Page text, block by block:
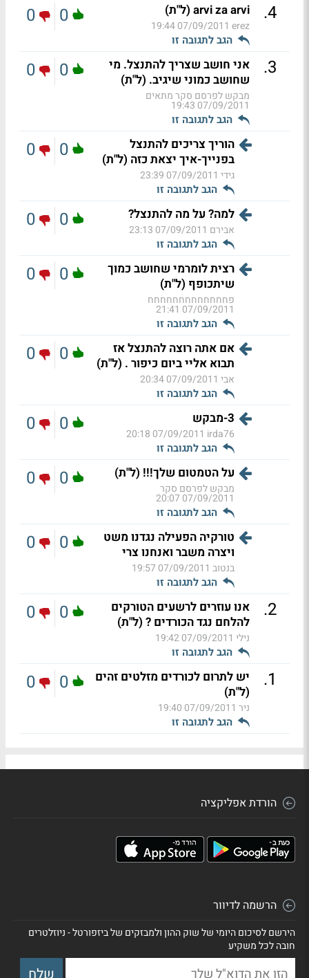
4
. arvi za arvi (ל"ת)
erez
07/09/2011 19:44
הגב לתגובה זו
0
0
3
.
אני חושב שצריך להתנצל. מי
שחושב כמוני שיגיב. (ל"ת)
מבקש לפרסם סקר מתאים
07/09/2011 19:43
הגב לתגובה זו
0
0
הוריך צריכים להתנצל
בפנייך-איך יצאת כזה (ל"ת)
גידי 07/09/2011 23:39
הגב לתגובה זו
0
0
למה? על מה להתנצל?
אבירם 07/09/2011 23:13
הגב לתגובה זו
0
0
רצית לומרמי שחושב כמוך
שיתכופף (ל"ת)
פחחחחחחחחחחחחח
07/09/2011 21:41
הגב לתגובה זו
0
0
אם אתה רוצה להתנצל אז
תבוא אליי ביום כיפור . (ל"ת)
אבי 07/09/2011 20:34
הגב לתגובה זו
0
0
3-מבקש
irda76
07/09/2011 20:18
הגב לתגובה זו
0
0
על הטמטום שלך!!! (ל"ת)
מבקש לפרסם סקר
07/09/2011 20:07
הגב לתגובה זו
0
0
טורקיה הפעילה נגדנו משט
ויצרה משבר ואנחנו צרי
בנטוב 07/09/2011 19:57
הגב לתגובה זו
0
0
2
.
אנו עוזרים לרשעים הטורקים
להלחם נגד הכורדים ? (ל"ת)
נילי 07/09/2011 19:42
הגב לתגובה זו
0
0
1
.
יש לתרום לכורדים מזלטים זהים
(ל"ת)
ניר 07/09/2011 19:40
הגב לתגובה זו
0
0
הורדת אפליקציה
הרשמה לדיוור
הירשם לסיכום היומי של שוק ההון ולמבזקים של ביזפורטל - ניוזלטרים
חובה לכל משקיע